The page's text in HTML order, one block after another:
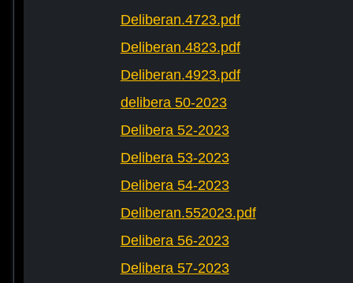
Deliberan.4723.pdf
Deliberan.4823.pdf
Deliberan.4923.pdf
delibera 50-2023
Delibera 52-2023
Delibera 53-2023
Delibera 54-2023
Deliberan.552023.pdf
Delibera 56-2023
Delibera 57-2023